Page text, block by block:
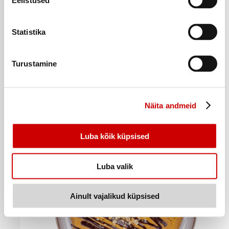
Statistika
Turustamine
Näita andmeid
Luba kõik küpsised
Luba valik
Ainult vajalikud küpsised
Napoleonikook EESTI KONDIITER, 2x110g
Ostukorvi